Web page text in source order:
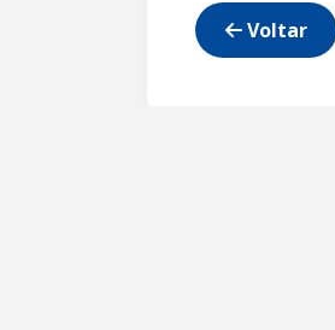
Voltar